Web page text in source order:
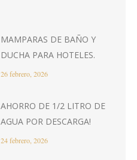
MAMPARAS DE BAÑO Y
DUCHA PARA HOTELES.
26 febrero, 2026
AHORRO DE 1/2 LITRO DE
AGUA POR DESCARGA!
24 febrero, 2026